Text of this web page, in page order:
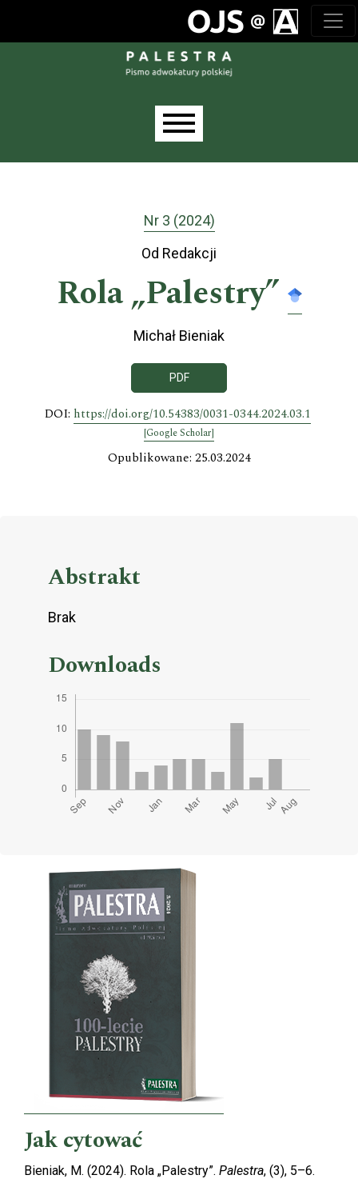
Nr 3 (2024)
Od Redakcji
Rola „Palestry”
Michał Bieniak
PDF
DOI: https://doi.org/10.54383/0031-0344.2024.03.1
[Google Scholar]
Opublikowane: 25.03.2024
Abstrakt
Brak
Downloads
Cover image
Jak cytować
Bieniak, M. (2024). Rola „Palestry”. Palestra, (3), 5–6.